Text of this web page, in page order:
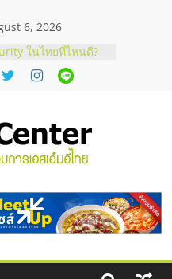
6, 2026
ในไทยที่ไหนดี?
ให้คุ้มค่าและตอบ
กาสบริหารสถานี
นไชส์ยอนนี่
ณภาพสูง พร้อม
ละเสียง